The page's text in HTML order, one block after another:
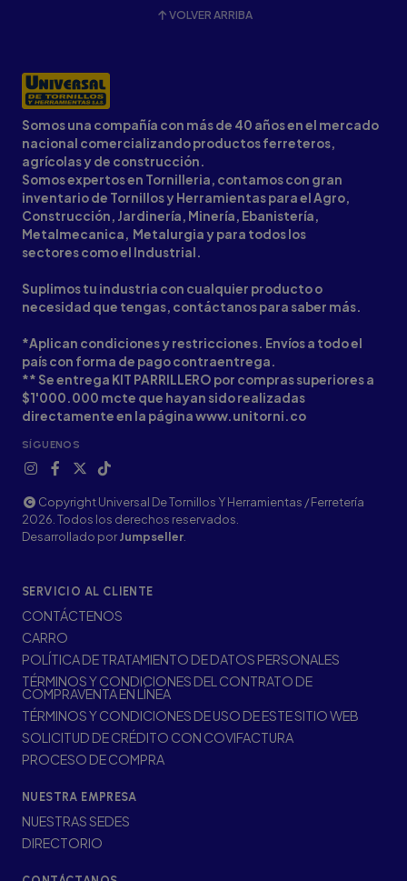
VOLVER ARRIBA
Somos una compañía con más de 40 años en el mercado
nacional comercializando productos ferreteros,
agrícolas y de construcción.
Somos expertos en Tornilleria, contamos con gran
inventario de Tornillos y Herramientas para el Agro,
Construcción, Jardinería, Minería, Ebanistería,
Metalmecanica, Metalurgia y para todos los
sectores como el Industrial.
Suplimos tu industria con cualquier producto o
necesidad que tengas, contáctanos para saber más.
*Aplican condiciones y restricciones. Envíos a todo el
país con forma de pago contraentrega.
** Se entrega KIT PARRILLERO por compras superiores a
$1'000.000 mcte que hayan sido realizadas
directamente en la página www.unitorni.co
SÍGUENOS
Copyright Universal De Tornillos Y Herramientas / Ferretería
2026. Todos los derechos reservados.
Desarrollado porJumpseller
SERVICIO AL CLIENTE
CONTÁCTENOS
CARRO
POLÍTICA DE TRATAMIENTO DE DATOS PERSONALES
TÉRMINOS Y CONDICIONES DEL CONTRATO DE
COMPRAVENTA EN LÍNEA
TÉRMINOS Y CONDICIONES DE USO DE ESTE SITIO WEB
SOLICITUD DE CRÉDITO CON COVIFACTURA
PROCESO DE COMPRA
NUESTRA EMPRESA
NUESTRAS SEDES
DIRECTORIO